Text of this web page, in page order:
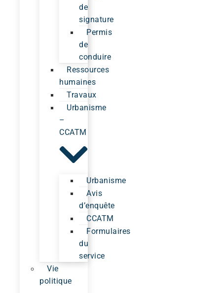
de
signature
Permis
de
conduire
Ressources
humaines
Travaux
Urbanisme
–
CCATM
Urbanisme
Avis
d’enquête
CCATM
Formulaires
du
service
Vie
politique